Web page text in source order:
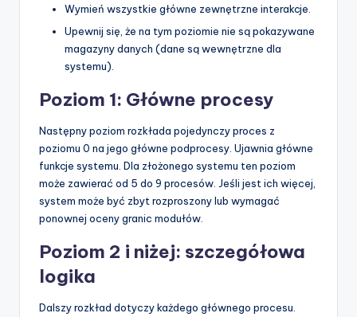
Wymień wszystkie główne zewnętrzne interakcje.
Upewnij się, że na tym poziomie nie są pokazywane
magazyny danych (dane są wewnętrzne dla
systemu).
Poziom 1: Główne procesy
Następny poziom rozkłada pojedynczy proces z
poziomu 0 na jego główne podprocesy. Ujawnia główne
funkcje systemu. Dla złożonego systemu ten poziom
może zawierać od 5 do 9 procesów. Jeśli jest ich więcej,
system może być zbyt rozproszony lub wymagać
ponownej oceny granic modułów.
Poziom 2 i niżej: szczegółowa
logika
Dalszy rozkład dotyczy każdego głównego procesu.